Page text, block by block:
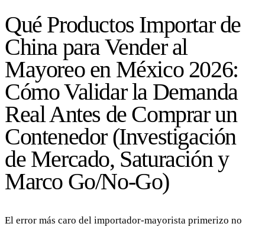
Qué Productos Importar de
China para Vender al
Mayoreo en México 2026:
Cómo Validar la Demanda
Real Antes de Comprar un
Contenedor (Investigación
de Mercado, Saturación y
Marco Go/No-Go)
El error más caro del importador-mayorista primerizo no